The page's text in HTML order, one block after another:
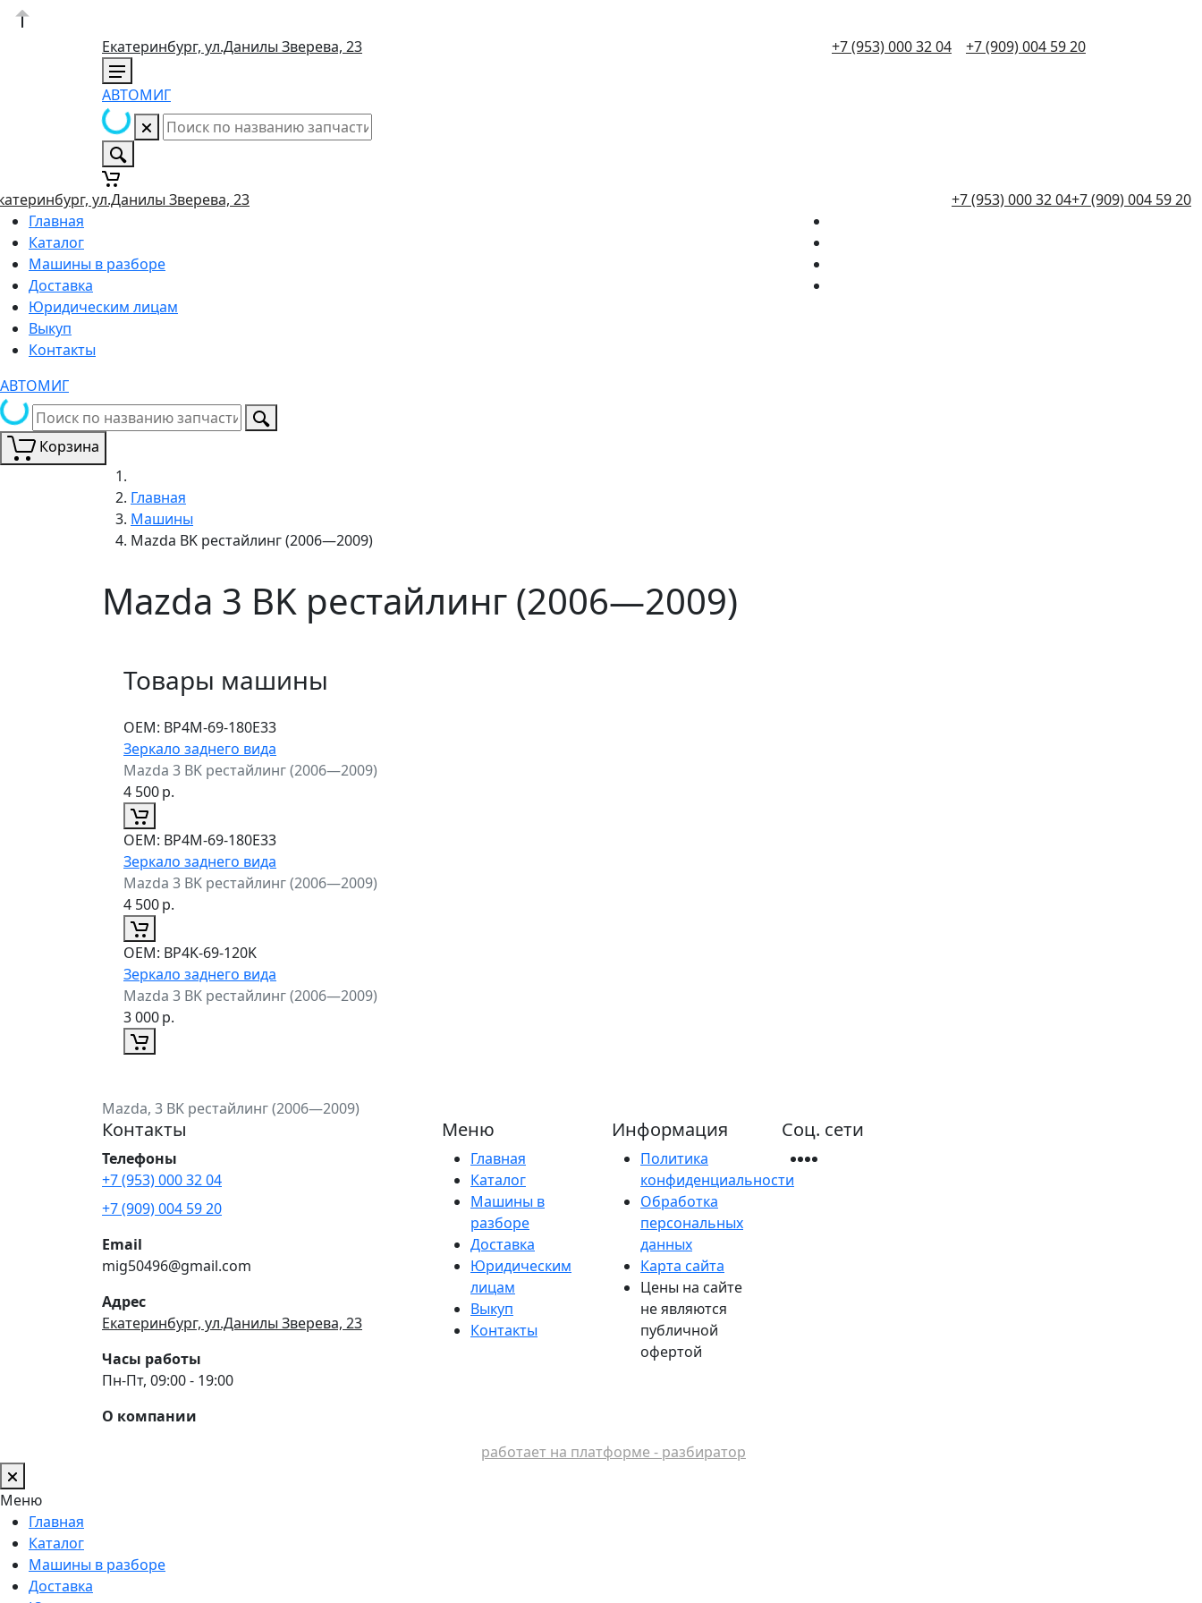
Екатеринбург, ул.Данилы Зверева, 23 +7 (953) 000 32 04 +7 (909) 004 59 20
АВТОМИГ
ул.Данилы Зверева, 23 +7 (953) 000 32 04+7 (909) 004 59 20
Главная
Каталог
Машины в разборе
Доставка
Юридическим лицам
Выкуп
Контакты
АВТОМИГ
Корзина
Главная
Машины
Mazda BK рестайлинг (2006—2009)
Mazda 3 BK рестайлинг (2006—2009)
Товары машины
ОЕМ: BP4M-69-180E33
Зеркало заднего вида
Mazda 3 BK рестайлинг (2006—2009)
4 500р.
ОЕМ: BP4M-69-180E33
Зеркало заднего вида
Mazda 3 BK рестайлинг (2006—2009)
4 500р.
ОЕМ: BP4K-69-120K
Зеркало заднего вида
Mazda 3 BK рестайлинг (2006—2009)
3 000р.
Mazda, 3 BK рестайлинг (2006—2009)
Контакты
Телефоны
+7 (953) 000 32 04
+7 (909) 004 59 20
Email
mig50496@gmail.com
Адрес
Екатеринбург, ул.Данилы Зверева, 23
Часы работы
Пн-Пт, 09:00 - 19:00
О компании
Меню
Главная
Каталог
Машины в
разборе
Доставка
Юридическим
лицам
Выкуп
Контакты
Информация
Политика
конфиденциальности
Обработка
персональных
данных
Карта сайта
Цены на сайте
не являются
публичной
офертой
Соц. сети
работает на платформе - разбиратор
Меню
Главная
Каталог
Машины в разборе
Доставка